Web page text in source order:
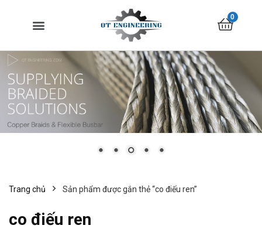
0
Trang chủ Sản phẩm được gắn thẻ “co điếu ren”
co điếu ren